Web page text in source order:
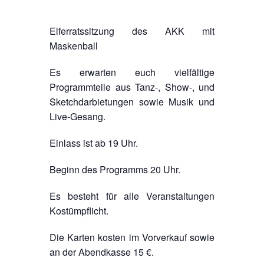
Elferratssitzung des AKK mit
Maskenball
Es erwarten euch vielfältige
Programmteile aus Tanz-, Show-, und
Sketchdarbietungen sowie Musik und
Live-Gesang.
Einlass ist ab 19 Uhr.
Beginn des Programms 20 Uhr.
Es besteht für alle Veranstaltungen
Kostümpflicht.
Die Karten kosten im Vorverkauf sowie
an der Abendkasse 15 €.